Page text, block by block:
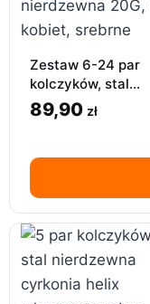
Zestaw 6-24 par
kolczyków, stal
nierdzewna 20G,
kobiet, srebrne
89,90 zł